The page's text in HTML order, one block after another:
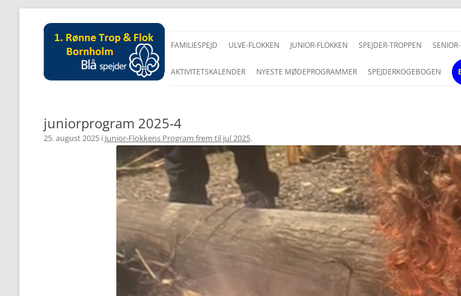
FAMILIESPEJD ULVE-FLOKKEN JUNIOR-FLOKKEN SPEJDER-TROPPEN
AKTIVITETSKALENDER NYESTE MØDEPROGRAMMER SPEJDERKOGEBOGEN
juniorprogram 2025-4
25. august 2025 i Junior-Flokkens Program frem til jul 2025.